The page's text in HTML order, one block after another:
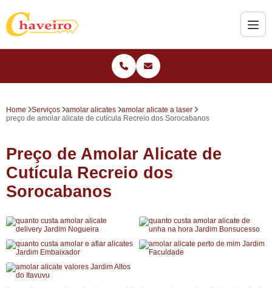
Home Serviços amolar alicates
amolar alicate a laser
preço de amolar alicate de cutícula Recreio dos Sorocabanos
Preço de Amolar Alicate de
Cutícula Recreio dos
Sorocabanos